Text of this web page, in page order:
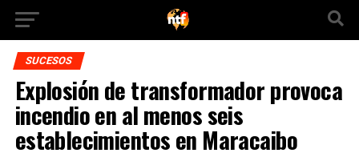
SUCESOS
Explosión de transformador provoca
incendio en al menos seis
establecimientos en Maracaibo